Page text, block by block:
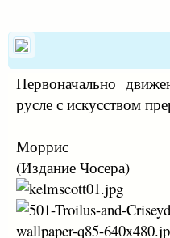
Первоначально
русле с искусством
Моррис
(Издание Чосера)